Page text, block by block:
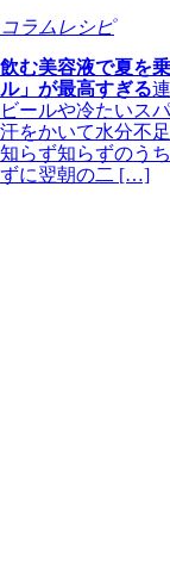
コラムレシピ
飲む美容液で夏を
ル」が最高すぎる
ビールや冷たいス
汗をかいて水分不
知らず知らずのう
ずに翌朝の二 […]